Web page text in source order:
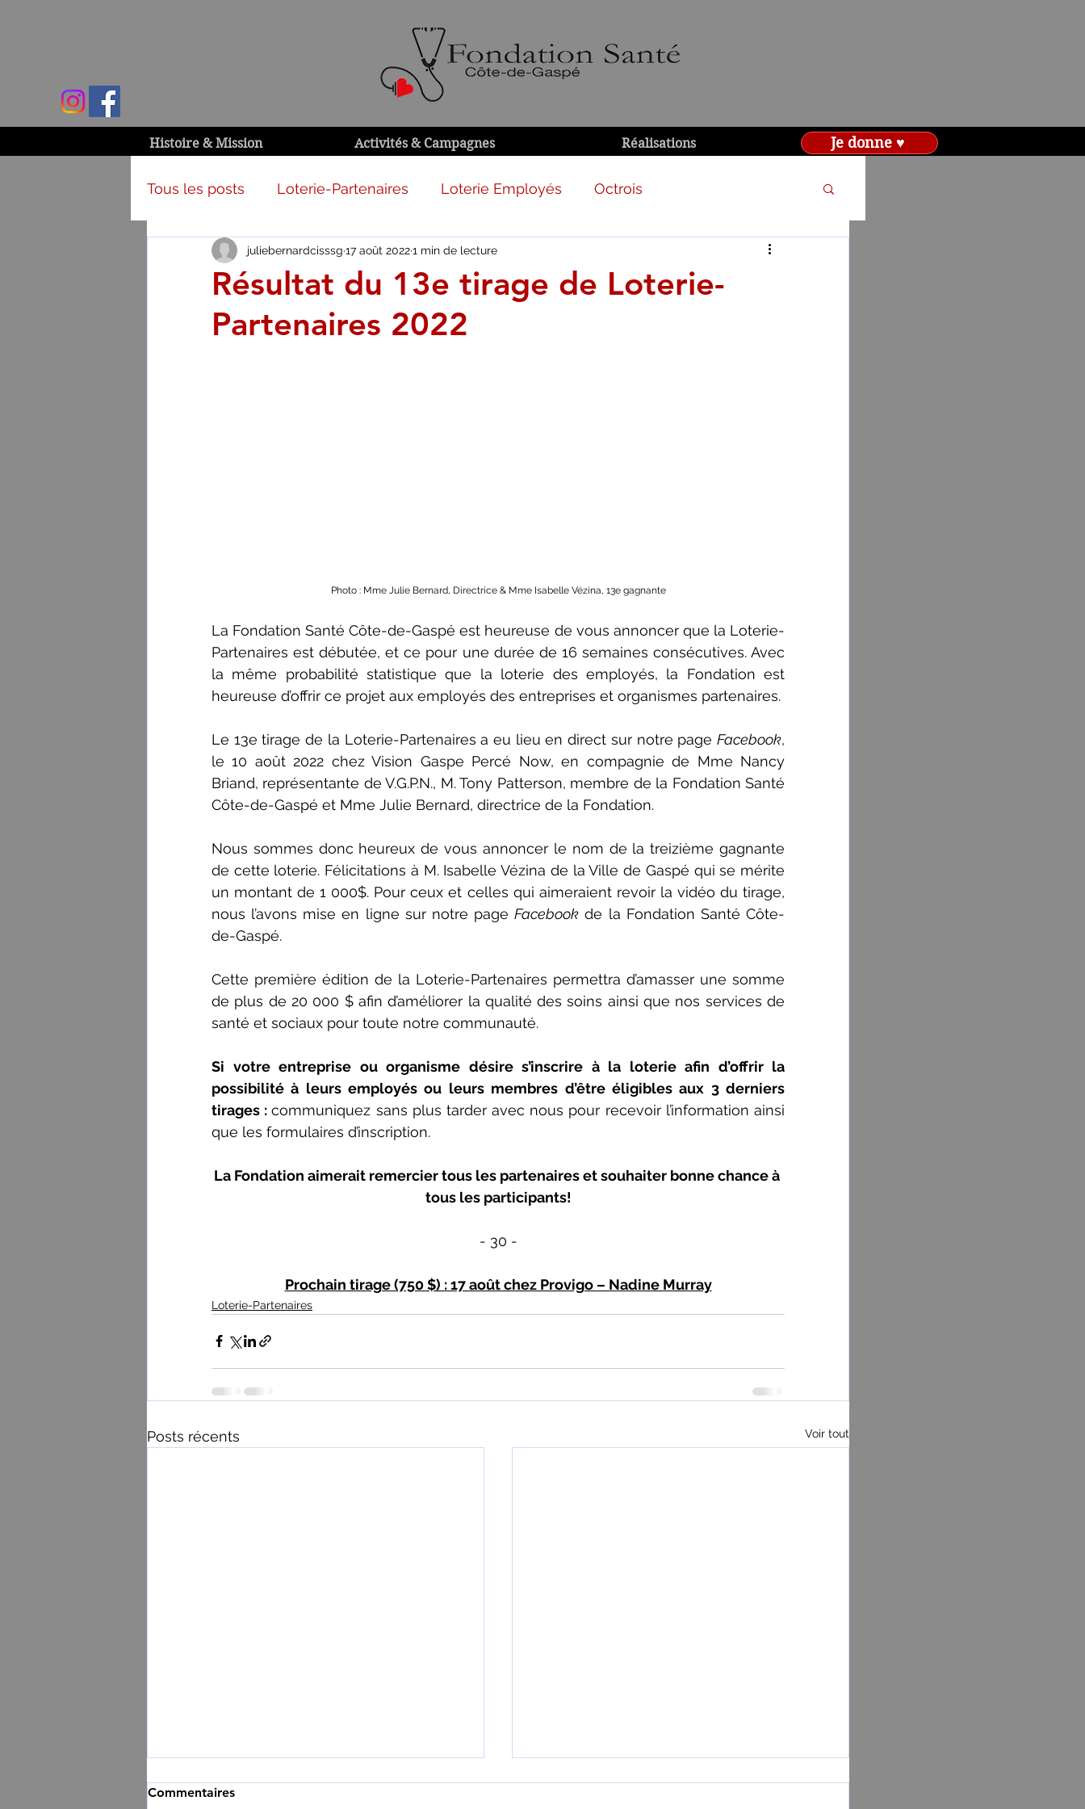
Histoire & Mission Activités & Campagnes Réalisations Je donne ♥
Tous les posts Loterie-Partenaires Loterie Employés Octrois
Activités et campagnes
Résultat du 13e tirage de Loterie-
Partenaires 2022
juliebernardcisssg 17 août 20221 min de lecture
Photo : Mme Julie Bernard, Directrice & Mme Isabelle Vézina, 13e gagnante
La Fondation Santé Côte-de-Gaspé est heureuse de vous annoncer que la Loterie-
Partenaires est débutée, et ce pour une durée de 16 semaines consécutives. Avec
la même probabilité statistique que la loterie des employés, la Fondation est
heureuse d’offrir ce projet aux employés des entreprises et organismes partenaires.
Le 13e tirage de la Loterie-Partenaires a eu lieu en direct sur notre page Facebook,
le 10 août 2022 chez Vision Gaspe Percé Now, en compagnie de Mme Nancy
Briand, représentante de V.G.P.N., M. Tony Patterson, membre de la Fondation Santé
Côte-de-Gaspé et Mme Julie Bernard, directrice de la Fondation.
Nous sommes donc heureux de vous annoncer le nom de la treizième gagnante
de cette loterie. Félicitations à M. Isabelle Vézina de la Ville de Gaspé qui se mérite
un montant de 1 000$. Pour ceux et celles qui aimeraient revoir la vidéo du tirage,
nous l’avons mise en ligne sur notre page Facebook de la Fondation Santé Côte-
de-Gaspé.
Cette première édition de la Loterie-Partenaires permettra d’amasser une somme
de plus de 20 000 $ afin d’améliorer la qualité des soins ainsi que nos services de
santé et sociaux pour toute notre communauté.
Si votre entreprise ou organisme désire s’inscrire à la loterie afin d’offrir la
possibilité à leurs employés ou leurs membres d’être éligibles aux 3 derniers
tirages : communiquez sans plus tarder avec nous pour recevoir l’information ainsi
que les formulaires d’inscription.
La Fondation aimerait remercier tous les partenaires et souhaiter bonne chance à
tous les participants!
- 30 -
Prochain tirage (750 $) : 17 août chez Provigo – Nadine Murray
Loterie-Partenaires
Posts récents Voir tout
Commentaires